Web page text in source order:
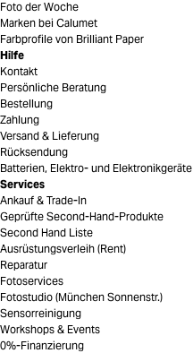
Foto der Woche
Marken bei Calumet
Farbprofile von Brilliant Paper
Hilfe
Kontakt
Persönliche Beratung
Bestellung
Zahlung
Versand & Lieferung
Rücksendung
Batterien, Elektro- und Elektronikgeräte
Services
Ankauf & Trade-In
Geprüfte Second-Hand-Produkte
Second Hand Liste
Ausrüstungsverleih (Rent)
Reparatur
Fotoservices
Fotostudio (München Sonnenstr.)
Sensorreinigung
Workshops & Events
0%-Finanzierung